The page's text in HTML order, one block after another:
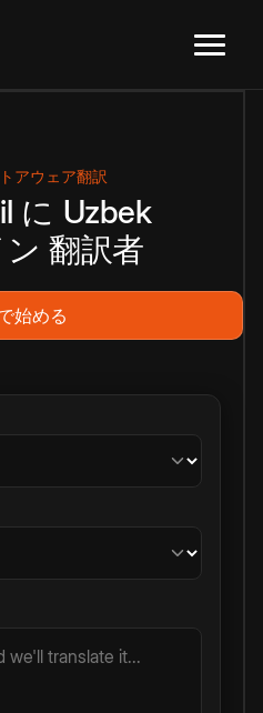
アウェア翻訳
に Uzbek
翻訳者
始める